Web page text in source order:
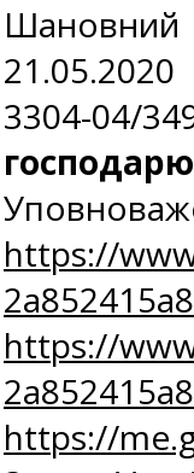
Шановний
3304-04/
https://
https://
https://